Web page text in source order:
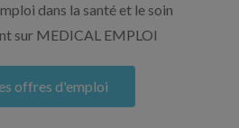
dans la santé et le soin
sur MEDICAL EMPLOI
offres d'emploi